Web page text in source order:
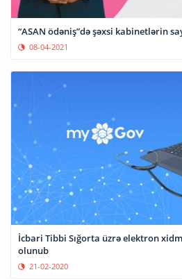
08-04-2021
İcbari Tibbi Sığorta üzrə elektron
olunub
21-02-2020